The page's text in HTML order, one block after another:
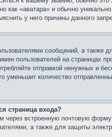
«аватара» и обычно
у него причины данного
сообщений, а также
пользователей на страницах
отправкой ненужных и
уменьшит количество
страница входа?
через встроенную почтовую
а также для защиты